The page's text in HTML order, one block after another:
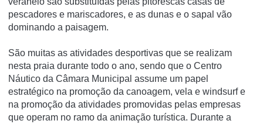
pescadores e mariscadores, e as dunas e o sapal vão
dominando a paisagem.
São muitas as atividades desportivas que se realizam
nesta praia durante todo o ano, sendo que o Centro
Náutico da Câmara Municipal assume um papel
estratégico na promoção da canoagem, vela e windsurf e
na promoção da atividades promovidas pelas empresas
que operam no ramo da animação turística. Durante a